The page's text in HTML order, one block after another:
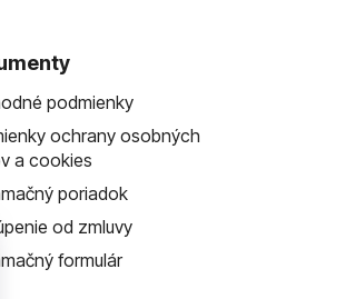
podmienky
ochrany osobných
a cookies
poriadok
od zmluvy
formulár